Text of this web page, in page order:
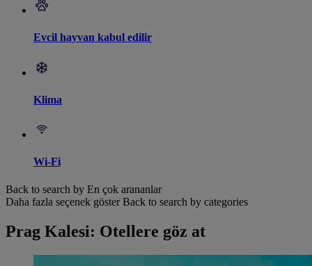
Evcil hayvan kabul edilir
Klima
Wi-Fi
Back to search by En çok arananlar
Daha fazla seçenek göster Back to search by categories
Prag Kalesi: Otellere göz at